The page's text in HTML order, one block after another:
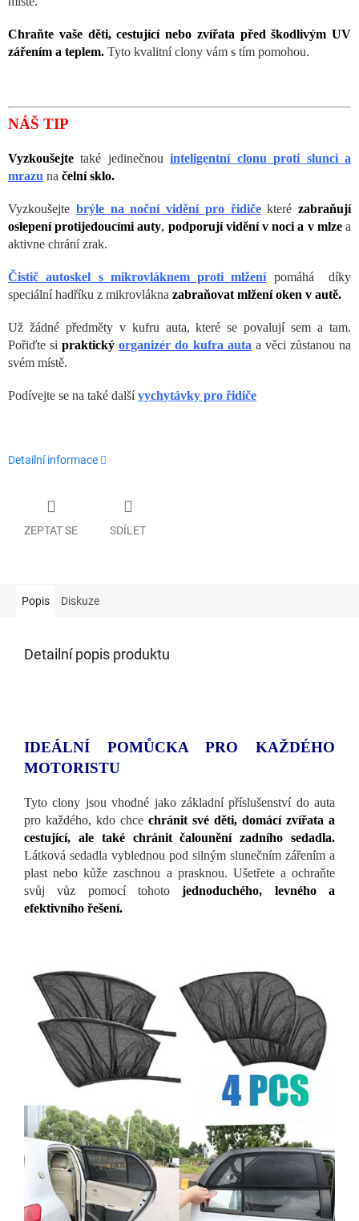
Chraňte vaše děti, cestující nebo zvířata před škodlivým UV
zářením a teplem. Tyto kvalitní clony vám s tím pomohou.
NÁŠ TIP
Vyzkoušejte také jedinečnouinteligentní clonu proti slunci a
mrazu na čelní sklo.
Vyzkoušejte brýle na noční vidění pro řidičekteré zabraňují
oslepení protijedoucími auty, podporují vidění v noci a v mlze a
aktivne chrání zrak.
Čistič autoskel s mikrovláknem proti mlženípomáhá díky
speciální hadříku z mikrovlákna zabraňovat mlžení oken v autě.
Už žádné předměty v kufru auta, které se povalují sem a tam.
Pořiďte sipraktickýorganizér do kufra auta a věci zůstanou na
svém místě.
Podívejte se na také dalšívychytávky pro řidiče
Detailní informace
ZEPTAT SE SDÍLET
Popis Diskuze
Detailní popis produktu
IDEÁLNÍ POMŮCKA PRO KAŽDÉHO
MOTORISTU
Tyto clony jsou vhodné jako základní příslušenství do auta
pro každého, kdo chce chránit své děti, domácí zvířata a
cestující, ale také chránit čalounění zadního sedadla.
Látková sedadla vyblednou pod silným slunečním zářením a
plast nebo kůže zaschnou a prasknou. Ušetřete a ochraňte
svůj vůz pomocí tohotojednoduchého, levného a
efektivního řešení.